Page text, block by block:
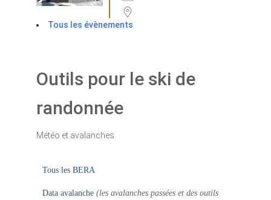
Tous les évènements
Outils pour le ski de
randonnée
Météo et avalanches
Tous les BERA
Data avalanche (les avalanches passées et des outils